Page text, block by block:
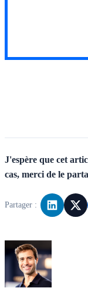
J'espère que cet
cas, merci de le
Partager :